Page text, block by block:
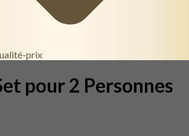
prix
pour 2 Personnes